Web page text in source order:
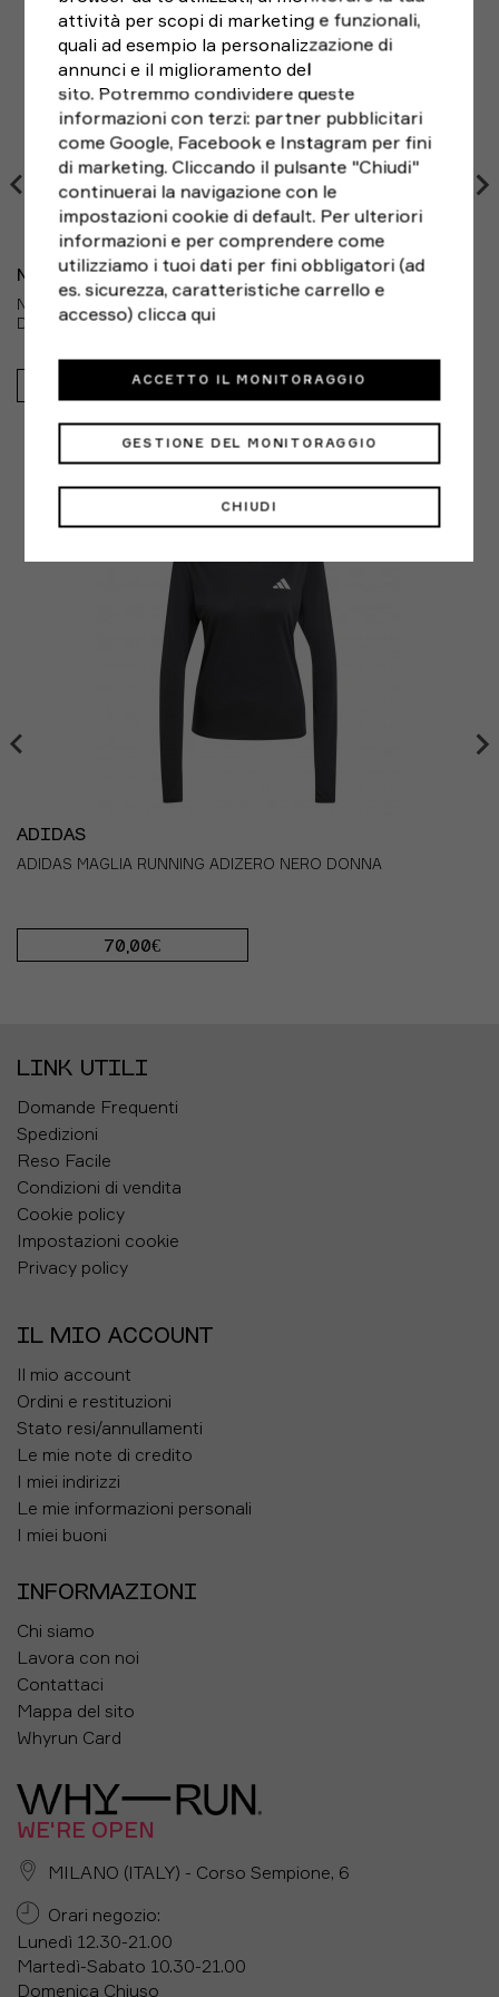
esposte, utilizza una buona crema solare. Elementi
rifrangenti Il prodotto non è inteso come dispositivo
di protezione individuale (DPI) 88% POLYESTER 12%
ELASTANE
Se hai cambiato idea e non sei pienamente soddisfatto
del tuo acquisto,puoi sempre restituirlo entro 14
giornidalla ricezione, seguendo le indicazioni di RESO
FACILE e scegliendo il corriere che preferisci. Le spese
di spedizione del reso sono a carico del cliente.
NIKE
NIKE PANTALONCINI RUNNING FAST AIR SMOKE GRIGIO IRF
DONNA
44,99€
ALTERNATIVE
ADIDAS
ADIDAS MAGLIA RUNNING ADIZERO NERO DONNA
70,00€
LINK UTILI
Domande Frequenti
Spedizioni
Reso Facile
Condizioni di vendita
Cookie policy
Impostazioni cookie
Privacy policy
IL MIO ACCOUNT
Il mio account
Ordini e restituzioni
Stato resi/annullamenti
Le mie note di credito
I miei indirizzi
Le mie informazioni personali
I miei buoni
INFORMAZIONI
Chi siamo
Lavora con noi
Contattaci
Mappa del sito
Whyrun Card
WE'RE OPEN
MILANO (ITALY) - Corso Sempione, 6
Orari negozio:
Lunedì 12.30-21.00
Martedì-Sabato 10.30-21.00
Domenica Chiuso
attività per scopi di marketing e funzionali,
quali ad esempio la personalizzazione di
annunci e il miglioramento del
sito. Potremmo condividere queste
informazioni con terzi: partner pubblicitari
come Google, Facebook e Instagram per fini
di marketing. Cliccando il pulsante "Chiudi"
continuerai la navigazione con le
impostazioni cookie di default. Per ulteriori
informazioni e per comprendere come
utilizziamo i tuoi dati per fini obbligatori (ad
es. sicurezza, caratteristiche carrello e
accesso)clicca qui
CHIUDI
GESTIONE DEL MONITORAGGIO
ACCETTO IL MONITORAGGIO